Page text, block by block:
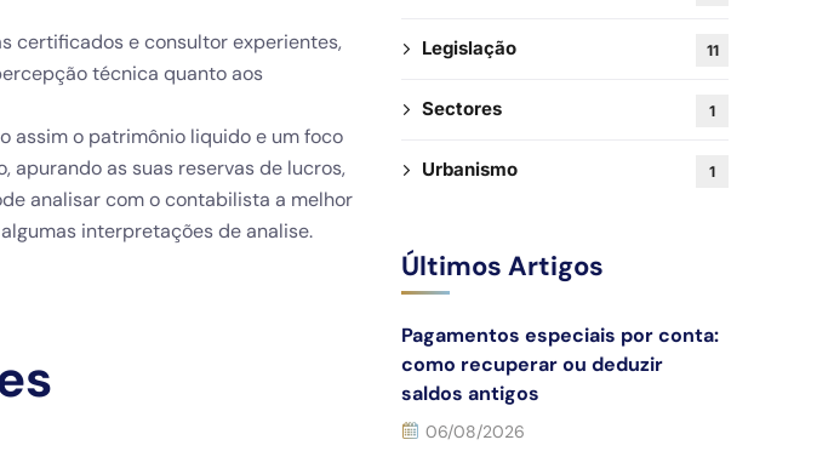
certificados e consultor experientes,
técnica quanto aos
assim o patrimônio liquido e um foco
apurando as suas reservas de lucros,
analisar com o contabilista a melhor
interpretações de analise.
Legislação 11
Sectores 1
Urbanismo 1
Últimos Artigos
Pagamentos especiais por conta:
como recuperar ou deduzir
saldos antigos
06/08/2026